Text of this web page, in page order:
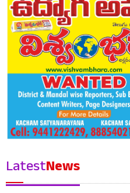
LatestNews